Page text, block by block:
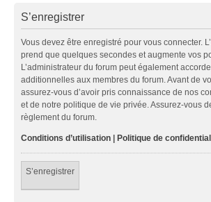
S’enregistrer
Vous devez être enregistré pour vous connecter.
prend que quelques secondes et augmente vos
L’administrateur du forum peut également
additionnelles aux membres du forum. Avant de
assurez-vous d’avoir pris connaissance de nos
et de notre politique de vie privée. Assurez-vous
règlement du forum.
Conditions d’utilisation | Politique de
S’enregistrer